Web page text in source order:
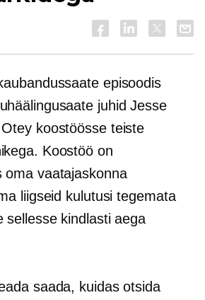
episoodis
juhid Jesse
koostöösse teiste
Koostöö on
oma vaatajaskonna
liigseid kulutusi tegemata
sellesse kindlasti aega
saada, kuidas otsida